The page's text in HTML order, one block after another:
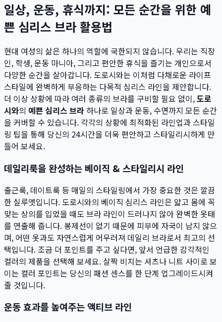
일상, 운동, 휴식까지: 모든 순간을 위한 예
쁜 심리스 브라 활용법
현대 여성의 삶은 하나의 역할에 국한되지 않습니다. 우리는 직장
인, 학생, 운동 마니아, 그리고 편안한 휴식을 즐기는 개인으로서
다양한 순간을 살아갑니다. 도로시와는 이처럼 다채로운 라이프
스타일에 완벽하게 부응하는 다목적 심리스 라인을 제안합니다.
더 이상 상황에 따라 여러 종류의 브라를 구비할 필요 없이,도로
시와의 예쁜 심리스 브라 하나로 일상과 운동, 수면까지 모든 순간
을 커버할 수 있습니다. 각각의 상황에 최적화된 라인업과 스타일
링 팁을 통해 당신의 24시간을 더욱 편안하고 스타일리시하게 만
들어 보세요.
데일리룩을 완성하는 베이직 & 스타일리시 라인
출근룩, 데이트룩 등 매일의 스타일링에서 가장 중요한 것은 깔끔
한 실루엣입니다. 도로시와의 베이직 심리스 라인은 얇고 몸에 꼭
맞는 상의를 입었을 때도 브라 라인이 드러나지 않아 완벽한 옷태
를 연출해 줍니다. 봉제선이 없기 때문에 피부에 자국이 남지 않으
며, 어떤 옷과도 자연스럽게 어우러져 데일리 브라로서 최고의 선
택입니다. 조금 더 포인트를 주고 싶다면, 앞서 언급한 감각적인
컬러의 제품을 선택해 보세요. 살짝 비치는 셔츠나 니트 사이로 보
이는 컬러 포인트는 당신의 패션 센스를 한 단계 업그레이드시켜
줄 것입니다.
운동 효과를 높여주는 액티브 라인